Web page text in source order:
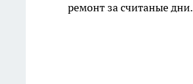
ремонт за считаные дни.